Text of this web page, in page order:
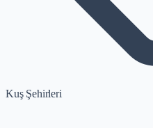
Kuş Şehirleri